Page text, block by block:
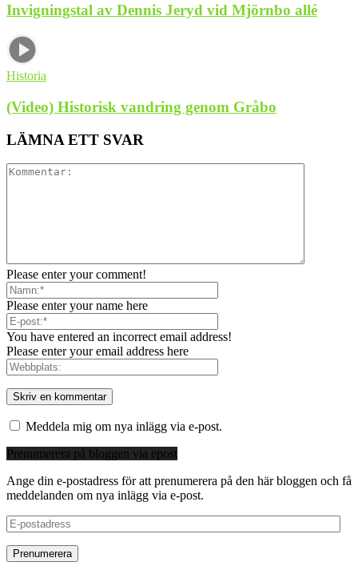
Invigningstal av Dennis Jeryd vid Mjörnbo allé
Historia
(Video) Historisk vandring genom Gråbo
LÄMNA ETT SVAR
Please enter your comment!
Please enter your name here
You have entered an incorrect email address!
Please enter your email address here
Meddela mig om nya inlägg via e-post.
Prenumerera på bloggen via epost
Ange din e-postadress för att prenumerera på den här bloggen och få
meddelanden om nya inlägg via e-post.
E-
postadress